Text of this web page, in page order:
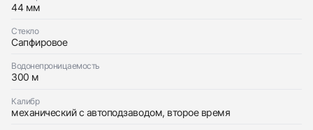
44 мм
Стекло
Сапфировое
Водонепроницаемость
300 м
Калибр
механический с автоподзаводом, второе время